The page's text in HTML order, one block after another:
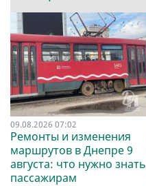
09.08.2026 07:02
Ремонты и изменения
маршрутов в Днепре 9
августа: что нужно знать
пассажирам